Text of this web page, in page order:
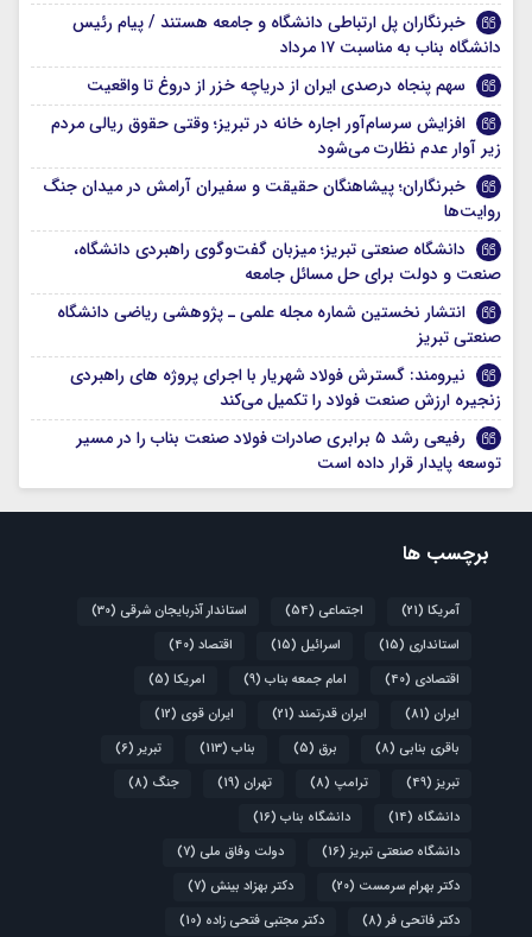
خبرنگاران پل ارتباطی دانشگاه و جامعه هستند / پیام رئیس
دانشگاه بناب به مناسبت ۱۷ مرداد
سهم پنجاه درصدی ایران از دریاچه خزر از دروغ تا واقعیت
افزایش سرسام‌آور اجاره خانه در تبریز؛ وقتی حقوق ریالی مردم
زیر آوار عدم نظارت می‌شود
خبرنگاران؛ پیشاهنگان حقیقت و سفیران آرامش در میدان جنگ
روایت‌ها
دانشگاه صنعتی تبریز؛ میزبان گفت‌وگوی راهبردی دانشگاه،
صنعت و دولت برای حل مسائل جامعه
انتشار نخستین شماره مجله علمی ـ پژوهشی ریاضی دانشگاه
صنعتی تبریز
نیرومند: گسترش فولاد شهریار با اجرای پروژه های راهبردی
زنجیره ارزش صنعت فولاد را تکمیل می‌کند
رفیعی رشد ۵ برابری صادرات فولاد صنعت بناب را در مسیر
توسعه پایدار قرار داده است
برچسب ها
آمریکا (21) اجتماعی (54) استاندار آذربایجان شرقی (30)
استانداری (15) اسرائیل (15) اقتصاد (40)
اقتصادی (40) امام جمعه بناب (9) امریکا (5)
ایران (81) ایران قدرتمند (21) ایران قوی (12)
باقری بنابی (8) برق (5) بناب (113) تبریر (6)
تبریز (49) ترامپ (8) تهران (19) جنگ (8)
دانشگاه (14) دانشگاه بناب (16)
دانشگاه صنعتی تبریز (16) دولت وفاق ملی (7)
دکتر بهرام سرمست (20) دکتر بهزاد بینش (7)
دکتر فاتحی فر (8) دکتر مجتبی فتحی زاده (10)